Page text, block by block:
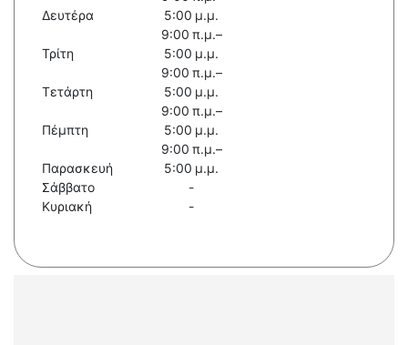
Δευτέρα
5:00 μ.μ.
Τρίτη
9:00 π.μ.–
5:00 μ.μ.
Τετάρτη
9:00 π.μ.–
5:00 μ.μ.
Πέμπτη
9:00 π.μ.–
5:00 μ.μ.
Παρασκευή
9:00 π.μ.–
5:00 μ.μ.
Σάββατο
-
Κυριακή
-